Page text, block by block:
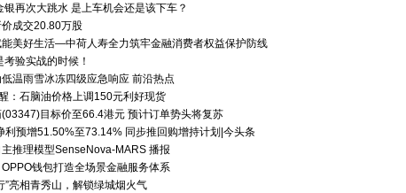
再次大跳水 是上车机会还是该下车？
成交20.80万股
美好生活—中荷人寿全力筑牢金融消费者权益保护防线
验实战的时候！
温雨雪冰冻四级应急响应 前沿热点
：石脑油价格上调150元利好现货
目标价至66.4港元 预计订单势头将复苏
利预增51.50%至73.14% 同步推回购增持计划|今头条
推理模型SenseNova-MARS 播报
钱包打造全场景金融服务体系
”亮相青秀山，解锁绿城烟火气